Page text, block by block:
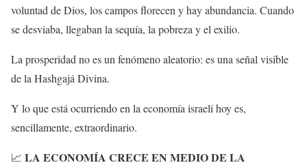
voluntad de Dios, los campos florecen y hay abundancia. Cuando
se desviaba, llegaban la sequía, la pobreza y el exilio.
La prosperidad no es un fenómeno aleatorio: es una señal visible
de la Hashgajá Divina.
Y lo que está ocurriendo en la economía israelí hoy es,
sencillamente, extraordinario.
📈 LA ECONOMÍA CRECE EN MEDIO DE LA